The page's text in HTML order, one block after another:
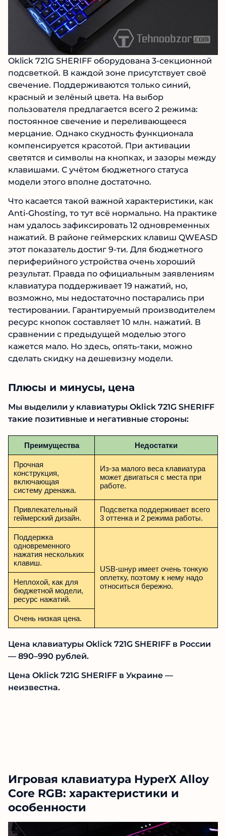
Oklick 721G SHERIFF оборудована 3-секционной
подсветкой. В каждой зоне присутствует своё
свечение. Поддерживаются только синий,
красный и зелёный цвета. На выбор
пользователя предлагается всего 2 режима:
постоянное свечение и переливающееся
мерцание. Однако скудность функционала
компенсируется красотой. При активации
светятся и символы на кнопках, и зазоры между
клавишами. С учётом бюджетного статуса
модели этого вполне достаточно.
Что касается такой важной характеристики, как
Anti-Ghosting, то тут всё нормально. На практике
нам удалось зафиксировать 12 одновременных
нажатий. В районе геймерских клавиш QWEASD
этот показатель достиг 9-ти. Для бюджетного
периферийного устройства очень хороший
результат. Правда по официальным заявлениям
клавиатура поддерживает 19 нажатий, но,
возможно, мы недостаточно постарались при
тестировании. Гарантируемый производителем
ресурс кнопок составляет 10 млн. нажатий. В
сравнении с предыдущей моделью этого
кажется мало. Но здесь, опять-таки, можно
сделать скидку на дешевизну модели.
Плюсы и минусы, цена
Мы выделили у клавиатуры Oklick 721G SHERIFF
такие позитивные и негативные стороны:
Преимущества Недостатки
Прочная
конструкция,
включающая
систему дренажа.
Из-за малого веса клавиатура
может двигаться с места при
работе.
Привлекательный
геймерский дизайн.
Подсветка поддерживает всего
3 оттенка и 2 режима работы.
Поддержка
одновременного
нажатия нескольких
клавиш.
USB-шнур имеет очень тонкую
оплетку, поэтому к нему надо
относиться бережно.
Неплохой, как для
бюджетной модели,
ресурс нажатий.
Очень низкая цена.
Цена клавиатуры Oklick 721G SHERIFF в России
— 890–990 рублей.
Цена Oklick 721G SHERIFF в Украине —
неизвестна.
Игровая клавиатура HyperX Alloy
Core RGB: характеристики и
особенности